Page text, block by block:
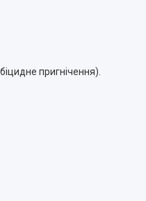
пригнічення).